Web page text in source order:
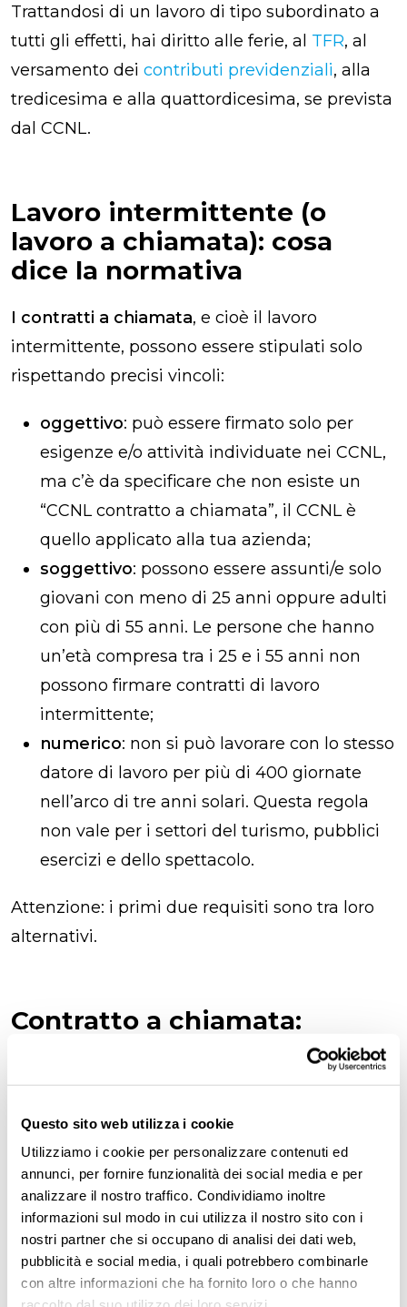
Questo sito web utilizza i cookie
Utilizziamo i cookie per personalizzare contenuti ed
annunci, per fornire funzionalità dei social media e per
analizzare il nostro traffico. Condividiamo inoltre
informazioni sul modo in cui utilizza il nostro sito con i
nostri partner che si occupano di analisi dei dati web,
pubblicità e social media, i quali potrebbero combinarle
con altre informazioni che ha fornito loro o che hanno
Trattandosi di un lavoro di tipo subordinato a
tutti gli effetti, hai diritto alle ferie, al TFR, al
versamento dei contributi previdenziali, alla
tredicesima e alla quattordicesima, se prevista
dal CCNL.
Lavoro intermittente (o
lavoro a chiamata): cosa
dice la normativa
I contratti a chiamata, e cioè il lavoro
intermittente, possono essere stipulati solo
rispettando precisi vincoli:
oggettivo: può essere firmato solo per
esigenze e/o attività individuate nei CCNL,
ma c’è da specificare che non esiste un
“CCNL contratto a chiamata”, il CCNL è
quello applicato alla tua azienda;
soggettivo: possono essere assunti/e solo
giovani con meno di 25 anni oppure adulti
con più di 55 anni. Le persone che hanno
un’età compresa tra i 25 e i 55 anni non
possono firmare contratti di lavoro
intermittente;
numerico: non si può lavorare con lo stesso
datore di lavoro per più di 400 giornate
nell’arco di tre anni solari. Questa regola
non vale per i settori del turismo, pubblici
esercizi e dello spettacolo.
Attenzione: i primi due requisiti sono tra loro
alternativi.
Contratto a chiamata:
contratto a chiamata, la prima cosa da sapere
è chenon esiste un numero fisso di orené al
giorno né alla settimana. A differenza di altri
rapporti di lavoro da dipendente, con il lavoro
intermittente lavori solo quando chi ti assume
ti chiama, in base alle necessità dell’attività.